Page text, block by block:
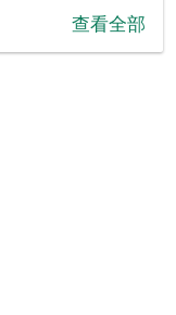
查看全部